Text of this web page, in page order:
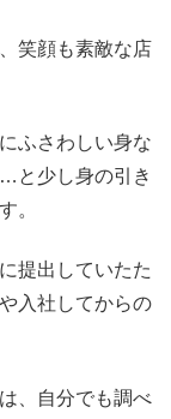
笑顔も素敵な店
ふさわしい身な
と少し身の引き
。
提出していたた
入社してからの
、自分でも調べ